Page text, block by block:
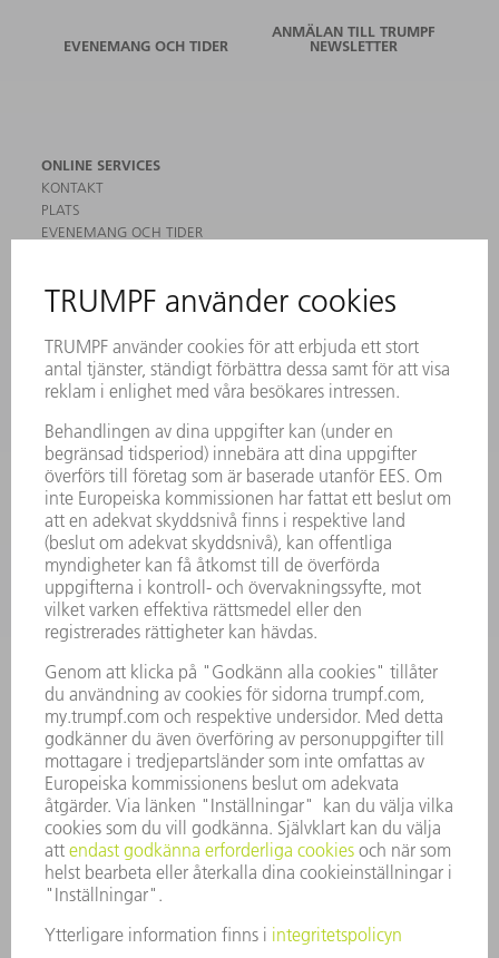
EVENEMANG OCH TIDER
ANMÄLAN TILL TRUMPF
NEWSLETTER
ONLINE SERVICES
KONTAKT
PLATS
EVENEMANG OCH TIDER
SÄKERHETSDATABLAD
MASKINER & SYSTEM
LASER
KRAFTELEKTRONIK
SMART FACTORY
MJUKVARA
SERVICES
TILLÄMPNINGAR
BRANSCHER
FÖRETAG
KARRIÄR
LEDIGA TJÄNSTER
FÖRETAGSPROFIL
STYRELSE
FÖRETAGSPRINCIPER
ÖVERENSSTÄMMELSE
RÅDGIVARSYSTEM
SECURITY
PRESSMEDDELANDEN
MAGASIN
HÅLLBARHET
MILJÖ & KLIMAT
SOCIALT & SAMHÄLLE
FÖRETAGSMANAGEMENT